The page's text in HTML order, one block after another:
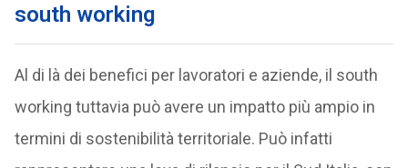
south working
Al di là dei benefici per lavoratori e aziende, il south
working tuttavia può avere un impatto più ampio in
termini di sostenibilità territoriale. Può infatti